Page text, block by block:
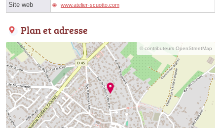
Site web www.atelier-scuotto.com
Plan et adresse
© contributeurs OpenStreetMap